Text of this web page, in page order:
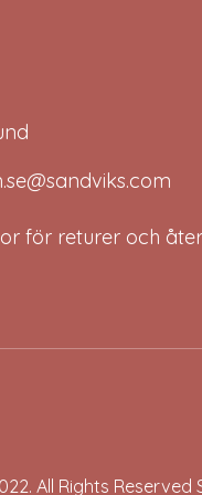
för returer och
All Rights Reserved